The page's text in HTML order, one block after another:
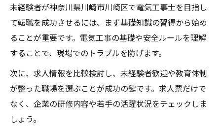
未経験者が神奈川県川崎市川崎区で電気工事士を目指し
て転職を成功させるには、まず基礎知識の習得から始め
ることが重要です。電気工事の基礎や安全ルールを理解
することで、現場でのトラブルを防げます。
次に、求人情報を比較検討し、未経験者歓迎や教育体制
が整った職場を選ぶことが成功の鍵です。求人票だけで
なく、企業の研修内容や若手の活躍状況をチェックしま
しょう。